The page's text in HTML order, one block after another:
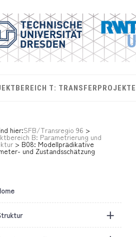
T: TRANSFERPROJEKTE
hier:SFB/Transregio 96 >
B: Parametrierung und
> B08: Modellprädikative
und Zustandsschätzung
+